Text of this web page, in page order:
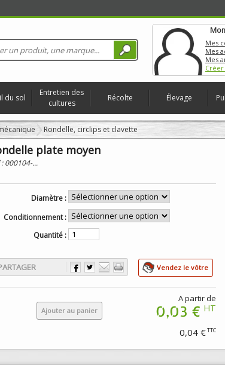
Mes
Mes
Mes
du sol
Entretien des
cultures
Récolte Élevage
Rondelle, circlips et clavette
plate moyen
:000104-...
Diamètre :
Conditionnement :
Quantité :
Vendez le vôtre
Ajouter au panier
A partir de
0,03 € HT
0,04 €TTC